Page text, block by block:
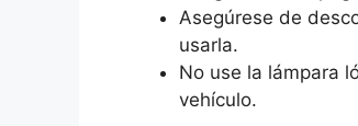
Asegúrese de
usarla.
No use la lámpara
vehículo.